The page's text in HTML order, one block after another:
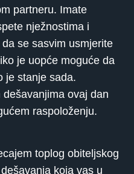
partneru. Imate
nježnostima i
se sasvim usmjerite
je uopće moguće da
je stanje sada.
ovaj dan
raspoloženju.
toplog obiteljskog
koja vas u